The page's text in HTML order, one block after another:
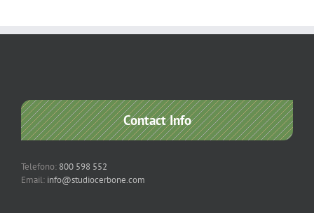
Contact Info
Telefono: 800 598 552
Email: info@studiocerbone.com